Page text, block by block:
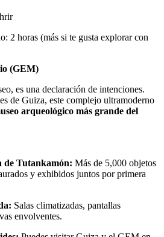
2 horas (más si te gusta explorar con
(GEM)
es una declaración de intenciones.
de Guiza, este complejo ultramoderno
arqueológico más grande del
de Tutankamón: Más de 5,000 objetos
y exhibidos juntos por primera
Salas climatizadas, pantallas
envolventes.